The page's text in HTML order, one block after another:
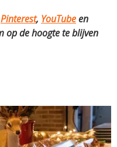
Pinterest, YouTubeen
op de hoogte te blijven